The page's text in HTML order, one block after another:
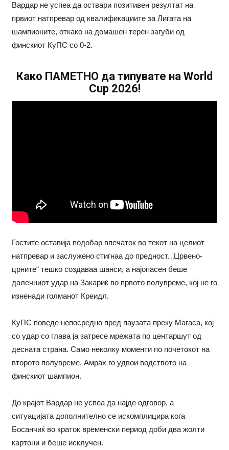
Вардар не успеа да оствари позитивен резултат на
првиот натпревар од квалификациите за Лигата на
шампионите, откако на домашен терен загуби од
финскиот КуПС со 0-2.
Како ПАМЕТНО да типувате на World
Cup 2026!
Гостите оставија подобар впечаток во текот на целиот
натпревар и заслужено стигнаа до предност. „Црвено-
црните“ тешко создаваа шанси, а најопасен беше
далечниот удар на Закариќ во првото полувреме, кој не го
изненади голманот Креидл.
КуПС поведе непосредно пред паузата преку Магаса, кој
со удар со глава ја затресе мрежата по центаршут од
десната страна. Само неколку моменти по почетокот на
второто полувреме, Амрах го удвои водството на
финскиот шампион.
До крајот Вардар не успеа да најде одговор, а
ситуацијата дополнително се искомплицира кога
Босанчиќ во краток временски период доби два жолти
картони и беше исклучен.